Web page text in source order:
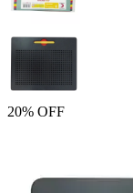
20% OFF